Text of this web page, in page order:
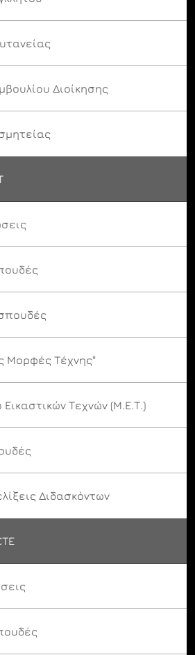
Διοίκησης
Μορφές Τέχνης"
Τεχνών (Μ.Ε.Τ.)
Διδασκόντων